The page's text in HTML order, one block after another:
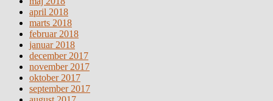
april 2018
marts 2018
februar 2018
januar 2018
december 2017
november 2017
oktober 2017
september 2017